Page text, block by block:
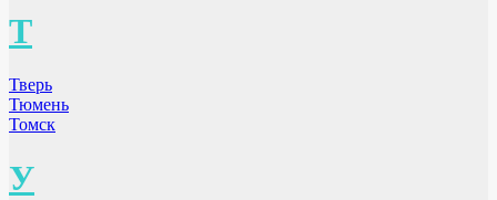
Т
Тверь
Тюмень
Томск
У